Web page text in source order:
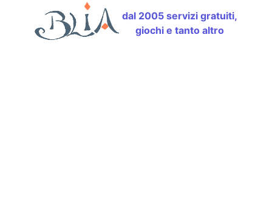
dal 2005 servizi gratuiti,
giochi e tanto altro